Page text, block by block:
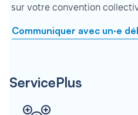
sur votre convention
Communiquer avec un·e
ServicePlus